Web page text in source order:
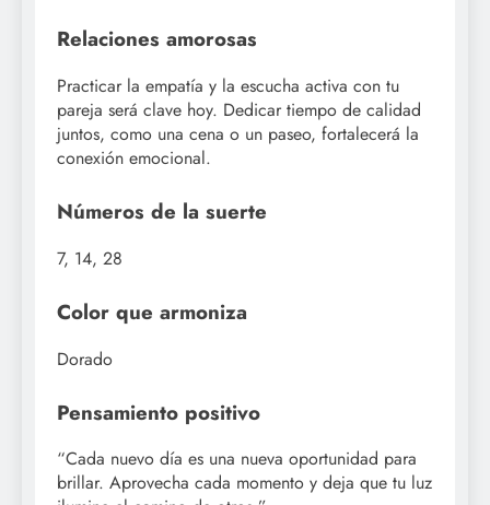
Relaciones amorosas
Practicar la empatía y la escucha activa con tu
pareja será clave hoy. Dedicar tiempo de calidad
juntos, como una cena o un paseo, fortalecerá la
conexión emocional.
Números de la suerte
7, 14, 28
Color que armoniza
Dorado
Pensamiento positivo
“Cada nuevo día es una nueva oportunidad para
brillar. Aprovecha cada momento y deja que tu luz